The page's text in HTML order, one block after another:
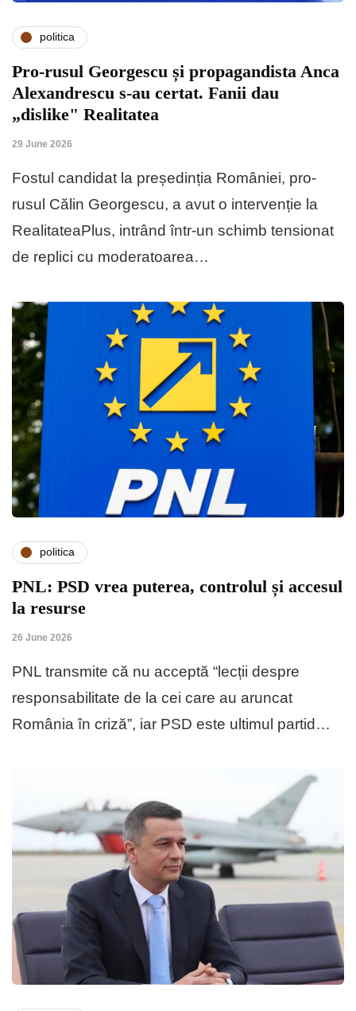
politica
Pro-rusul Georgescu și propagandista Anca
Alexandrescu s-au certat. Fanii dau
„dislike" Realitatea
29 June 2026
Fostul candidat la președinția României, pro-
rusul Călin Georgescu, a avut o intervenție la
RealitateaPlus, intrând într-un schimb tensionat
de replici cu moderatoarea…
politica
PNL: PSD vrea puterea, controlul și accesul
la resurse
26 June 2026
PNL transmite că nu acceptă “lecții despre
responsabilitate de la cei care au aruncat
România în criză”, iar PSD este ultimul partid…